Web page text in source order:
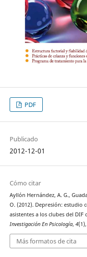
PDF
Publicado
2012-12-01
Cómo citar
Ayllón Hernández, A. G.,
O. (2012). Depresión: estudio
asistentes a los clubes del DIF
Investigación En Psicología, 4
Más formatos de cita